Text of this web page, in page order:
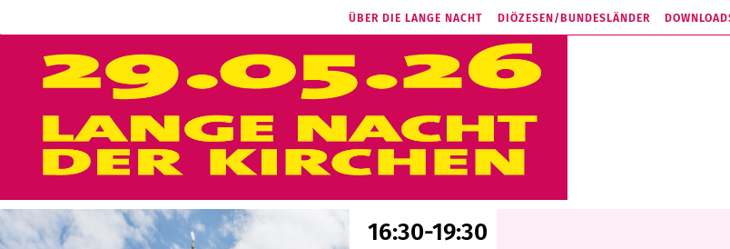
ÜBER DIE LANGE NACHT DIÖZESEN/ BUNDESLÄNDER
16:30-19:30